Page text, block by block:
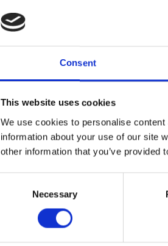
Consent
This website uses cookies
We use cookies to personalise
information about your use of our site
other information that you’ve
Necessary